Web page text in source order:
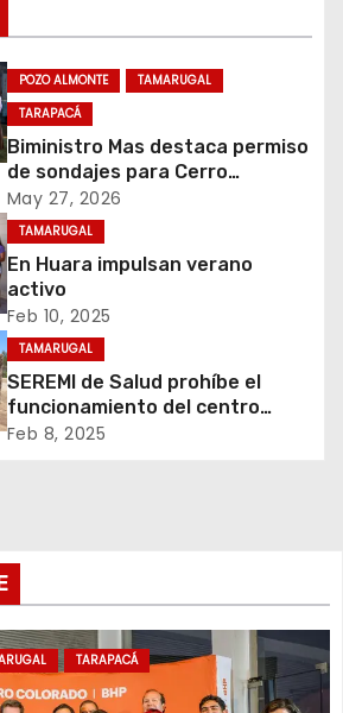
POZO ALMONTE
TAMARUGAL
TARAPACÁ
Biministro Mas destaca permiso
de sondajes para Cerro
Colorado
May 27, 2026
TAMARUGAL
En Huara impulsan verano
activo
Feb 10, 2025
TAMARUGAL
SEREMI de Salud prohíbe el
funcionamiento del centro
recreativo Tantakuy
Feb 8, 2025
TARAPACÁ